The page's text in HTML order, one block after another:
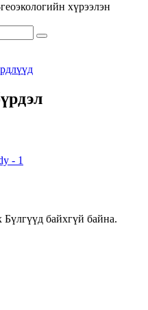
хүрээлэн
- 1
Бүлгүүд байхгүй байна.